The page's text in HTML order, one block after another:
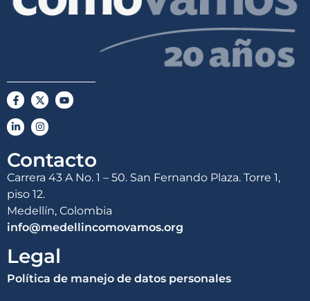
Contacto
Carrera 43 A No. 1 – 50. San Fernando Plaza. Torre 1,
piso 12.
Medellín, Colombia
info@medellincomovamos.org
Legal
Política de manejo de datos personales